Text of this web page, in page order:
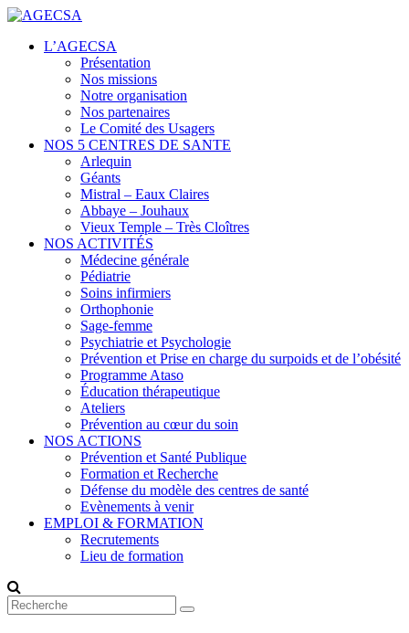
AGECSA
Centres de santé
L’AGECSA
Présentation
Nos missions
Notre organisation
Nos partenaires
Le Comité des Usagers
NOS 5 CENTRES DE SANTE
Arlequin
Géants
Mistral – Eaux Claires
Abbaye – Jouhaux
Vieux Temple – Très Cloîtres
NOS ACTIVITÉS
Médecine générale
Pédiatrie
Soins infirmiers
Orthophonie
Sage-femme
Psychiatrie et Psychologie
Prévention et Prise en charge du surpoids et de l’obésité
Programme Ataso
Éducation thérapeutique
Ateliers
Prévention au cœur du soin
NOS ACTIONS
Prévention et Santé Publique
Formation et Recherche
Défense du modèle des centres de santé
Evènements à venir
EMPLOI & FORMATION
Recrutements
Lieu de formation